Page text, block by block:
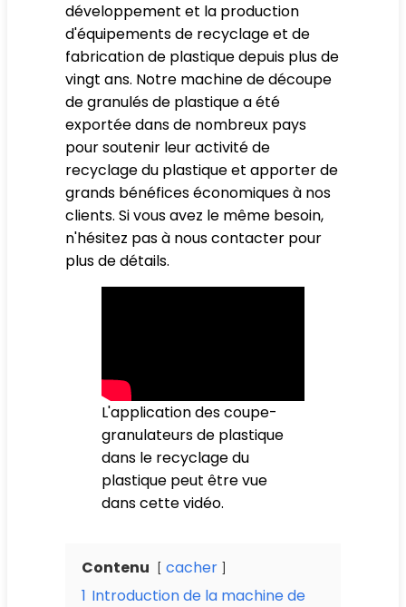
développement et la production
d'équipements de recyclage et de
fabrication de plastique depuis plus de
vingt ans. Notre machine de découpe
de granulés de plastique a été
exportée dans de nombreux pays
pour soutenir leur activité de
recyclage du plastique et apporter de
grands bénéfices économiques à nos
clients. Si vous avez le même besoin,
n'hésitez pas à nous contacter pour
plus de détails.
L'application des coupe-
granulateurs de plastique
dans le recyclage du
plastique peut être vue
dans cette vidéo.
Contenu
cacher
1 Introduction de la machine de